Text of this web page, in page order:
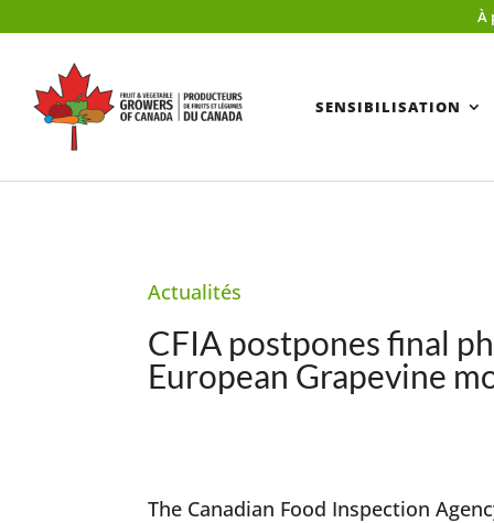
À
SENSIBILISATION
Actualités
CFIA postpones final
European Grapevine
The Canadian Food Inspection